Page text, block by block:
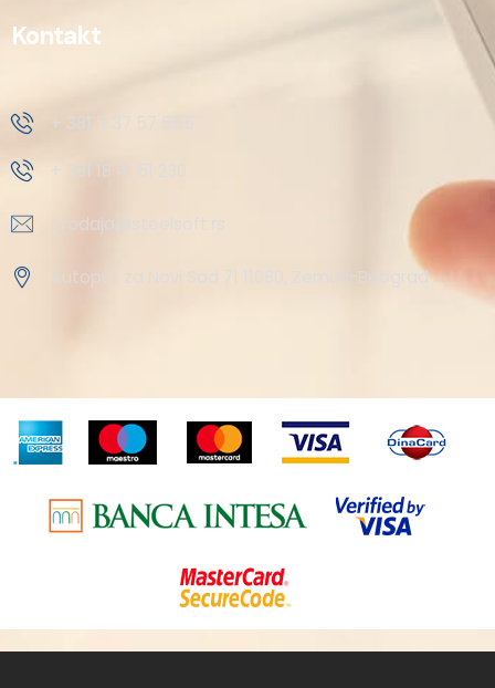
Kontakt
+ 381 11 37 57 555
+ 381 18 41 51 230
prodaja@steelsoft.rs
Autoput za Novi Sad 71 11080, Zemun-Beograd